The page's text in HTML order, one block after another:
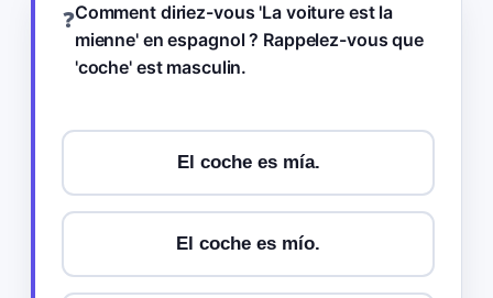
❓Comment diriez-vous 'La voiture est la
mienne' en espagnol ? Rappelez-vous que
'coche' est masculin.
El coche es mía.
El coche es mío.